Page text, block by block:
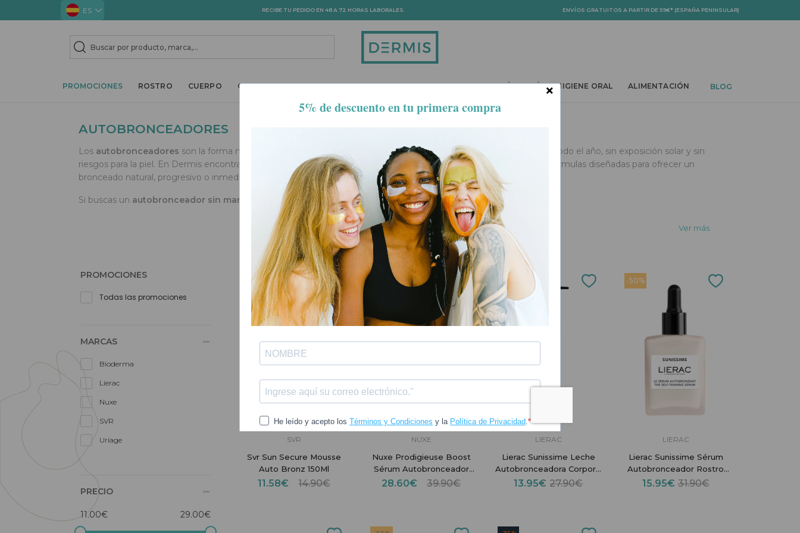
ES RECIBE TU PEDIDO EN 48 A 72 HORAS LABORALES. ENVÍOS GRATUITOS A PARTIR DE 59€* (ESPAÑA PENINSULAR)
PROMOCIONES ROSTROTOGGLE DROPDOWN
CUERPOTOGGLE DROPDOWN
CABELLOTOGGLE DROPDOWN
SOLARESTOGGLE DROPDOWN
SALUD Y BIENESTARTOGGLE DROPDOWN
HOMBRETOGGLE DROPDOWN
MAMÁ Y BEBÉTOGGLE DROPDOWN
HIGIENE ORAL TOGGLE DROPDOWN
ALIMENTACIÓN TOGGLE DROPDOWN
BLOG
AUTOBRONCEADORES
Los autobronceadores son la forma más segura, práctica y eficaz de conseguir un tono dorado uniforme durante todo el año, sin exposición solar y sin
riesgos para la piel. En Dermis encontrarás una selección cuidada de las mejores marcas de dermocosmética, con fórmulas diseñadas para ofrecer un
bronceado natural, progresivo o inmediato, adaptado a todo tipo de piel.
Si buscas un autobronceador sin manchas , con acabado homogéneo y aplicación...
Ver más
PROMOCIONES
Todas las promociones
MARCAS
Bioderma
Lierac
Nuxe
SVR
Uriage
PRECIO
11.00€ 29.00€
SVR
Svr Sun Secure Mousse
Auto Bronz 150Ml
11.58€ 14.90€
NUXE
Nuxe Prodigieuse Boost
Sérum Autobronceador
30ml
28.60€ 39.90€
-50%
LIERAC
Lierac Sunissime Leche
Autobronceadora Corporal
150ml
13.95€27.90€
-50%
LIERAC
Lierac Sunissime Sérum
Autobronceador Rostro
30ml
15.95€ 31.90€
×